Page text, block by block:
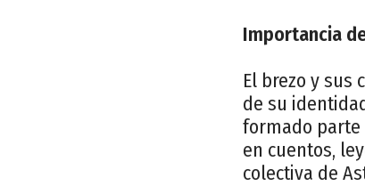
Importancia
El brezo y
de su
formado parte
en cuentos,
colectiva de